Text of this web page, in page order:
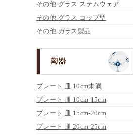
その他 グラス ステムウェア
その他 グラス コップ型
その他 ガラス製品
プレート 皿 10cm未満
プレート 皿 10cm-15cm
プレート 皿 15cm-20cm
プレート 皿 20cm-25cm